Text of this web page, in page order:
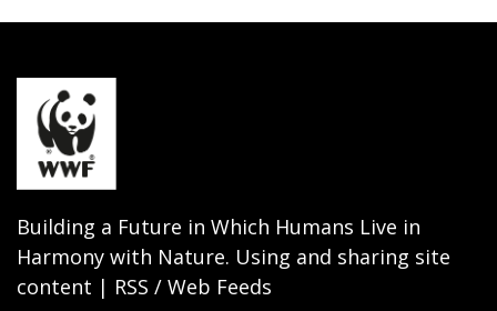
Building a Future in Which Humans Live in
Harmony with Nature. Using and sharing site
content | RSS / Web Feeds